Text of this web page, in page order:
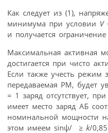
Как следует из (1),
минимума при условии V
и получается
Максимальная активная
достигается при чисто
Если также учесть режим
передаваемая РМ, будет
= 1 заряд отсутствует, при
имеет место заряд АБ
номинальной мощности
этом имеем sinψ/
≥ k/0,85